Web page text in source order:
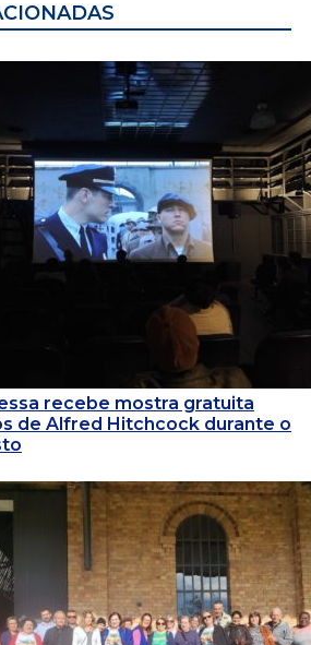
recebe mostra gratuita
de Alfred Hitchcock durante o